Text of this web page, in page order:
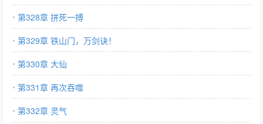
第328章 拼死一搏
第329章 铁山门，万剑诀！
第330章 大仙
第331章 再次吞噬
第332章 灵气